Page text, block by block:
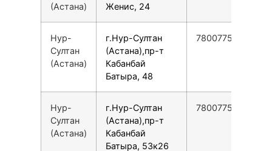
(Астана)
Женис, 24
Нур-
Султан
(Астана)
г.Нур-Султан
(Астана),пр-т
Кабанбай
Батыра, 48
78007753553
Нур-
Султан
(Астана)
г.Нур-Султан
(Астана),пр-т
Кабанбай
Батыра, 53к26
78007753553